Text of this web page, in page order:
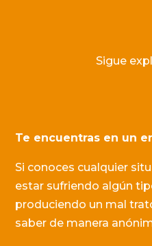
Sigue
Te encuentras en un
Si conoces cualquier
estar sufriendo algún
produciendo un mal
saber de manera